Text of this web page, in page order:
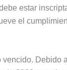
estar
el
Debido